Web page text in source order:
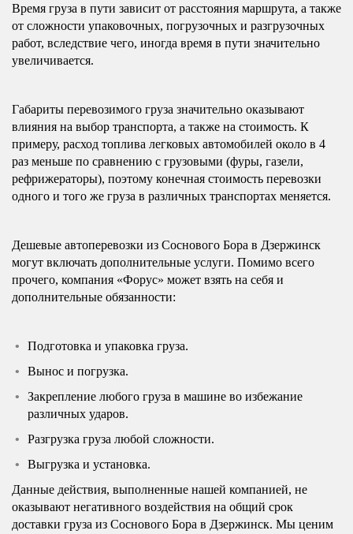
Время груза в пути зависит от расстояния маршрута, а также
от сложности упаковочных, погрузочных и разгрузочных
работ, вследствие чего, иногда время в пути значительно
увеличивается.
Габариты перевозимого груза значительно оказывают
влияния на выбор транспорта, а также на стоимость. К
примеру, расход топлива легковых автомобилей около в 4
раз меньше по сравнению с грузовыми (фуры, газели,
рефрижераторы), поэтому конечная стоимость перевозки
одного и того же груза в различных транспортах меняется.
Дешевые автоперевозки из Соснового Бора в Дзержинск
могут включать дополнительные услуги. Помимо всего
прочего, компания «Форус» может взять на себя и
дополнительные обязанности:
Подготовка и упаковка груза.
Вынос и погрузка.
Закрепление любого груза в машине во избежание
различных ударов.
Разгрузка груза любой сложности.
Выгрузка и установка.
Данные действия, выполненные нашей компанией, не
оказывают негативного воздействия на общий срок
доставки груза из Соснового Бора в Дзержинск. Мы ценим